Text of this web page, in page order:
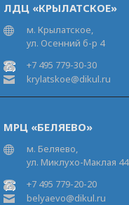
ЛДЦ «КРЫЛАТСКОЕ»
м. Крылатское,
ул. Осенний б-р 4
+7 495 779-30-30
krylatskoe@dikul.ru
МРЦ «БЕЛЯЕВО»
м. Беляево,
ул. Миклухо-Маклая 44
+7 495 779-20-20
belyaevo@dikul.ru